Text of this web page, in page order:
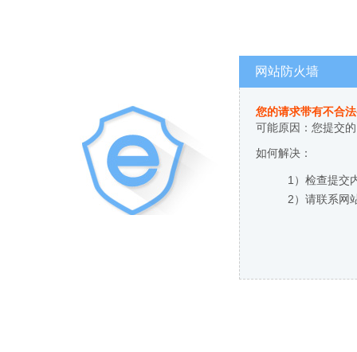
网站防火墙
您的请求带有不合
可能原因：您提交
如何解决：
1）检查提交
2）请联系网